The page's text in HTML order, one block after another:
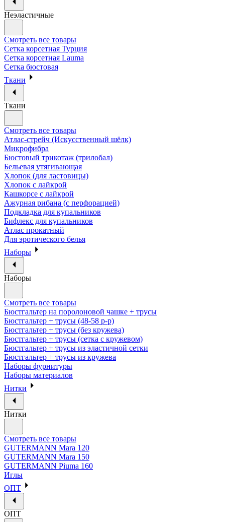
Неэластичные
Смотреть все товары
Сетка корсетная Турция
Сетка корсетная Lauma
Сетка бюстовая
Ткани
Ткани
Смотреть все товары
Атлас-стрейч (Искусственный шёлк)
Микрофибра
Бюстовый трикотаж (трилобал)
Бельевая утягивающая
Хлопок (для ластовицы)
Хлопок с лайкрой
Кашкорсе с лайкрой
Ажурная рибана (с перфорацией)
Подкладка для купальников
Бифлекс для купальников
Атлас прокатный
Для эротического белья
Наборы
Наборы
Смотреть все товары
Бюстгальтер на поролоновой чашке + трусы
Бюстгальтер + трусы (48-58 р-р)
Бюстгальтер + трусы (без кружева)
Бюстгальтер + трусы (сетка с кружевом)
Бюстгальтер + трусы из эластичной сетки
Бюстгальтер + трусы из кружева
Наборы фурнитуры
Наборы материалов
Нитки
Нитки
Смотреть все товары
GUTERMANN Mara 120
GUTERMANN Mara 150
GUTERMANN Piuma 160
Иглы
ОПТ
ОПТ